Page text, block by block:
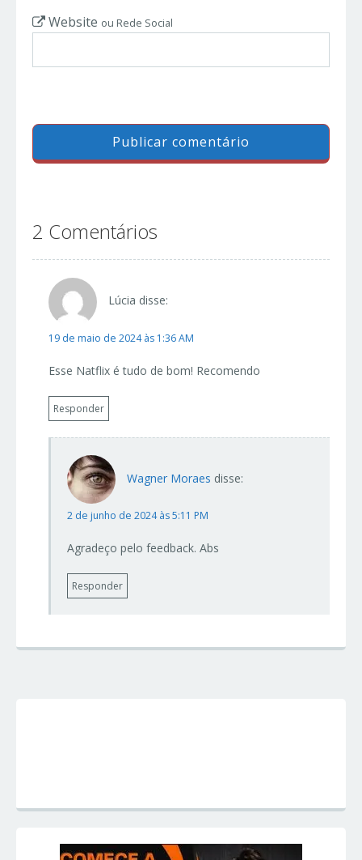
Website ou Rede Social
2 Comentários
Lúcia disse:
19 de maio de 2024 às 1:36 AM
Esse Natflix é tudo de bom! Recomendo
Responder
Wagner Moraes disse:
2 de junho de 2024 às 5:11 PM
Agradeço pelo feedback. Abs
Responder